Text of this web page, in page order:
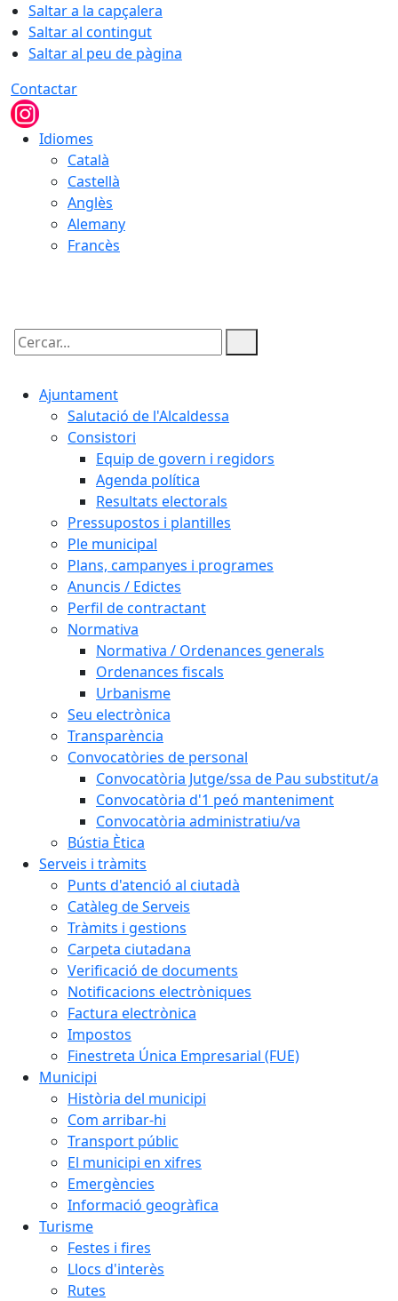
Saltar a la capçalera
Saltar al contingut
Saltar al peu de pàgina
Contactar
Idiomes
Català
Castellà
Anglès
Alemany
Francès
Cercar:
Ajuntament
Salutació de l'Alcaldessa
Consistori
Equip de govern i regidors
Agenda política
Resultats electorals
Pressupostos i plantilles
Ple municipal
Plans, campanyes i programes
Anuncis / Edictes
Perfil de contractant
Normativa
Normativa / Ordenances generals
Ordenances fiscals
Urbanisme
Seu electrònica
Transparència
Convocatòries de personal
Convocatòria Jutge/ssa de Pau substitut/a
Convocatòria d'1 peó manteniment
Convocatòria administratiu/va
Bústia Ètica
Serveis i tràmits
Punts d'atenció al ciutadà
Catàleg de Serveis
Tràmits i gestions
Carpeta ciutadana
Verificació de documents
Notificacions electròniques
Factura electrònica
Impostos
Finestreta Única Empresarial (FUE)
Municipi
Història del municipi
Com arribar-hi
Transport públic
El municipi en xifres
Emergències
Informació geogràfica
Turisme
Festes i fires
Llocs d'interès
Rutes